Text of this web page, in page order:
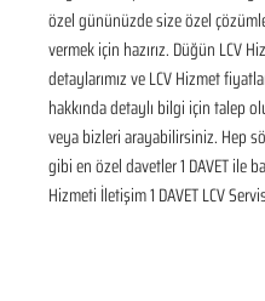
özel gününüzde size özel
vermek için hazırız. Düğün LCV
detaylarımız ve LCV Hizmet
hakkında detaylı bilgi için talep
veya bizleri arayabilirsiniz. Hep
gibi en özel davetler 1 DAVET ile
Hizmeti İletişim 1 DAVET LCV